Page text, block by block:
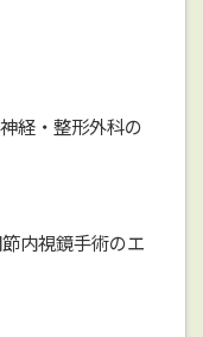
経・整形外科の
内視鏡手術のエ